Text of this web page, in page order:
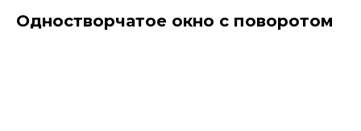
Одностворчатое окно с поворотом